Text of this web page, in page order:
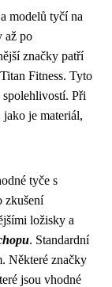
modelů tyčí na
až po
značky patří
Fitness. Tyto
Při
je materiál,
tyče s
zkušení
ložisky a
. Standardní
Některé značky
jsou vhodné